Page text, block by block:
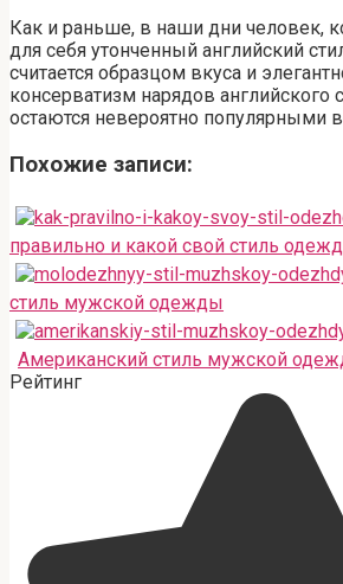
Как и раньше, в наши дни человек,
для себя утонченный английский
считается образцом вкуса и
консерватизм нарядов английского
остаются невероятно популярными
Похожие записи:
правильно и какой свой стиль
стиль мужской одежды
Американский стиль мужской
Рейтинг